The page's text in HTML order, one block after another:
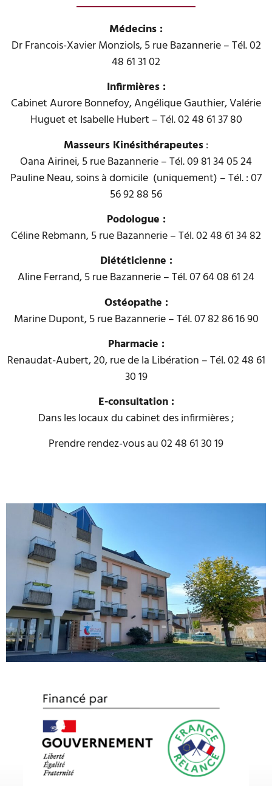
Médecins :
Dr Francois-Xavier Monziols, 5 rue Bazannerie – Tél. 02
48 61 31 02
Infirmières :
Cabinet Aurore Bonnefoy, Angélique Gauthier, Valérie
Huguet et Isabelle Hubert – Tél. 02 48 61 37 80
Masseurs Kinésithérapeutes:
Oana Airinei, 5 rue Bazannerie – Tél. 09 81 34 05 24
Pauline Neau, soins à domicile (uniquement) – Tél. : 07
56 92 88 56
Podologue :
Céline Rebmann, 5 rue Bazannerie – Tél. 02 48 61 34 82
Diététicienne :
Aline Ferrand, 5 rue Bazannerie – Tél. 07 64 08 61 24
Ostéopathe :
Marine Dupont, 5 rue Bazannerie – Tél. 07 82 86 16 90
Pharmacie :
Renaudat-Aubert, 20, rue de la Libération – Tél. 02 48 61
30 19
E-consultation :
Dans les locaux du cabinet des infirmières ;
Prendre rendez-vous au 02 48 61 30 19